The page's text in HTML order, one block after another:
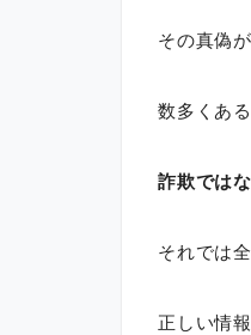
その真偽
数多くあ
詐欺では
それでは
正しい情